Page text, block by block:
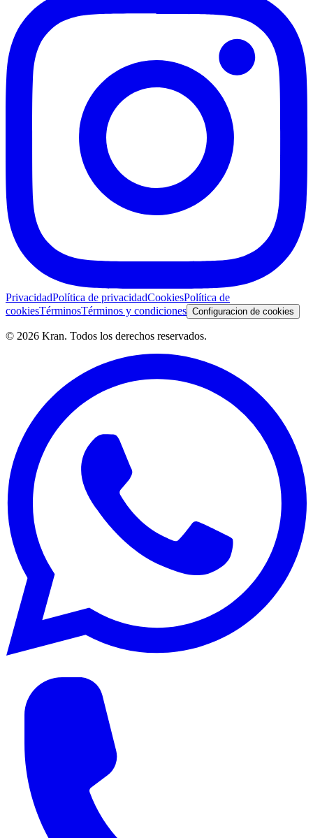
PrivacidadPolítica de privacidadCookiesPolítica de
cookiesTérminosTérminos y condiciones Configuracion de cookies
© 2026 Kran. Todos los derechos reservados.